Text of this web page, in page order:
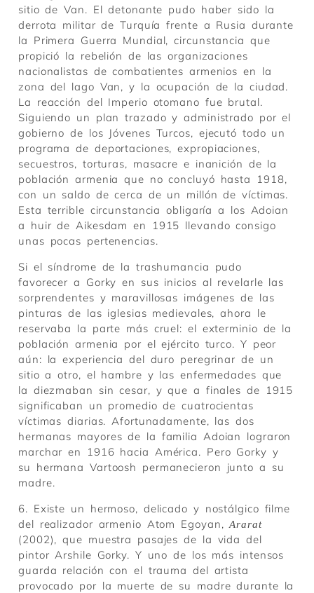
sitio de Van. El detonante pudo haber sido la
derrota militar de Turquía frente a Rusia durante
la Primera Guerra Mundial, circunstancia que
propició la rebelión de las organizaciones
nacionalistas de combatientes armenios en la
zona del lago Van, y la ocupación de la ciudad.
La reacción del Imperio otomano fue brutal.
Siguiendo un plan trazado y administrado por el
gobierno de los Jóvenes Turcos, ejecutó todo un
programa de deportaciones, expropiaciones,
secuestros, torturas, masacre e inanición de la
población armenia que no concluyó hasta 1918,
con un saldo de cerca de un millón de víctimas.
Esta terrible circunstancia obligaría a los Adoian
a huir de Aikesdam en 1915 llevando consigo
unas pocas pertenencias.
Si el síndrome de la trashumancia pudo
favorecer a Gorky en sus inicios al revelarle las
sorprendentes y maravillosas imágenes de las
pinturas de las iglesias medievales, ahora le
reservaba la parte más cruel: el exterminio de la
población armenia por el ejército turco. Y peor
aún: la experiencia del duro peregrinar de un
sitio a otro, el hambre y las enfermedades que
la diezmaban sin cesar, y que a finales de 1915
significaban un promedio de cuatrocientas
víctimas diarias. Afortunadamente, las dos
hermanas mayores de la familia Adoian lograron
marchar en 1916 hacia América. Pero Gorky y
su hermana Vartoosh permanecieron junto a su
madre.
6. Existe un hermoso, delicado y nostálgico filme
del realizador armenio Atom Egoyan,Ararat
(2002), que muestra pasajes de la vida del
pintor Arshile Gorky. Y uno de los más intensos
guarda relación con el trauma del artista
provocado por la muerte de su madre durante la